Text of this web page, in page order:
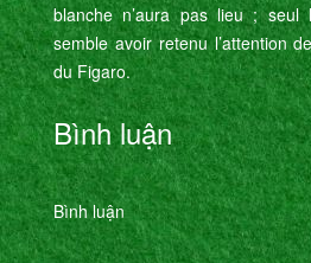
blanche n’aura pas lieu ; seul
semble avoir retenu l’attention
du Figaro.
Bình luận
Bình luận